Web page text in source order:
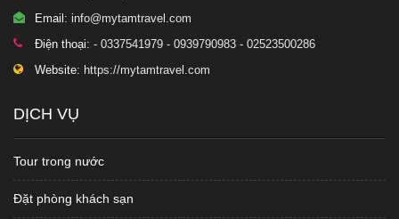
Email: info@mytamtravel.com
Điện thoại: - 0337541979 - 0939790983 - 02523500286
Website: https://mytamtravel.com
DỊCH VỤ
Tour trong nước
Đặt phòng khách sạn